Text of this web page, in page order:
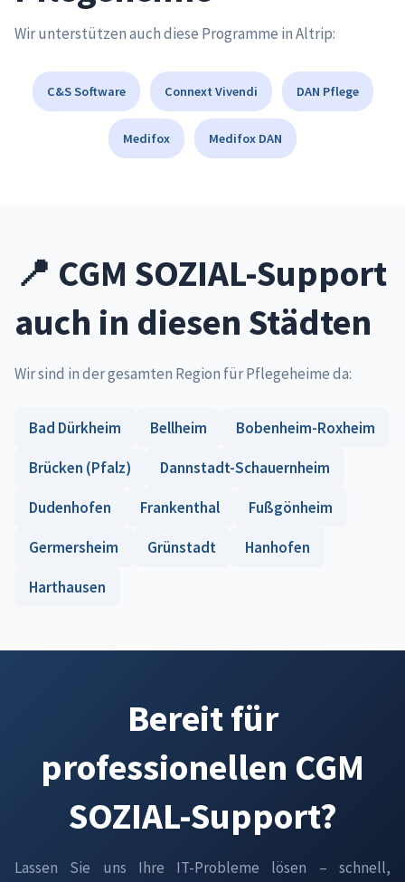
Wir unterstützen auch diese Programme in Altrip:
C&S Software Connext Vivendi DAN Pflege
Medifox Medifox DAN
📍 CGM SOZIAL-Support
auch in diesen Städten
Wir sind in der gesamten Region für Pflegeheime da:
Bad Dürkheim Bellheim
Bobenheim-Roxheim
Brücken (Pfalz)
Dannstadt-Schauernheim
Dudenhofen
Frankenthal
Fußgönheim
Germersheim
Grünstadt
Hanhofen
Harthausen
Bereit für
professionellen CGM
SOZIAL-Support?
Lassen Sie uns Ihre IT-Probleme lösen – schnell,